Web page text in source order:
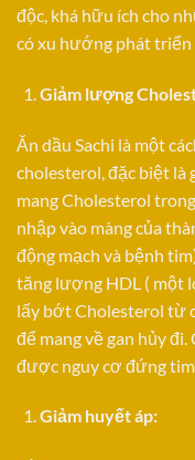
độc, khá hữu ích cho
có xu hướng phát triển
Giảm lượng
Ăn dầu Sachi là một
cholesterol, đặc biệt là
mang Cholesterol
nhập vào màng của
động mạch và bệnh
tăng lượng HDL ( một
lấy bớt Cholesterol từ
để mang về gan hủy
được nguy cơ đứng tim
Giảm huyết áp: